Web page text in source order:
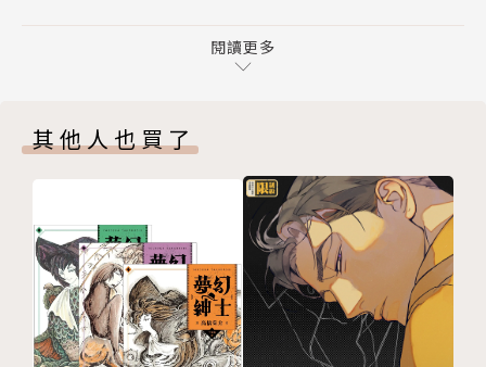
TATAMI
繼承師父東方摃丸衣缽，而成為殺手的古代牧羊犬，唯
東方摃丸
江湖上大名鼎鼎的殺手，收養TATAMI並將他培養成一
名殺手，一次在任務中遭到暗算死亡。
VOL.12 末路狂「桃」
VOL.15 驚爆市警局
VOL.16 往日情懷
VOL.17 掃黑大進擊
VOL.18 「巷」戰獵鹿人
VOL.19 「近視」終結者
閱讀更多
其他人也買了